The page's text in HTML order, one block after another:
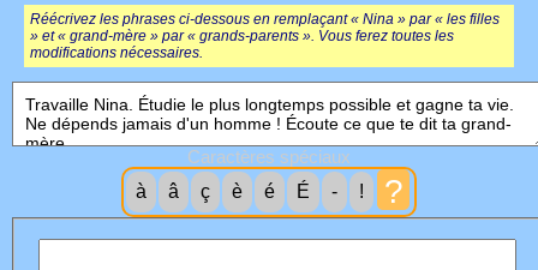
Réécrivez les phrases ci-dessous en remplaçant « Nina » par « les filles
» et « grand-mère » par « grands-parents ». Vous ferez toutes les
modifications nécessaires.
Caractères spéciaux
à
â ç è é É - ! ?